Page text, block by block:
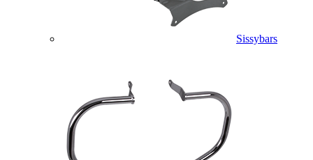
Sissybars